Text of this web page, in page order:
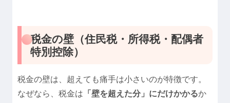
税金の壁（住民税・所得税・配偶者
特別控除）
税金の壁は、超えても痛手は小さいのが特徴です。
なぜなら、税金は 「壁を超えた分」にだけかかるか